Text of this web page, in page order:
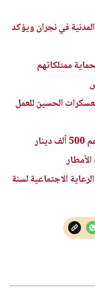
في نجران ويؤكد
ممتلكاتهم
الحسين للعمل
بلدية الوسطية تحصل على دعم 500 ألف دينار
الاجتماعية لسنة